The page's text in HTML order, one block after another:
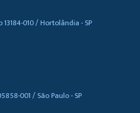
010 / Hortolândia - SP
001 / São Paulo - SP